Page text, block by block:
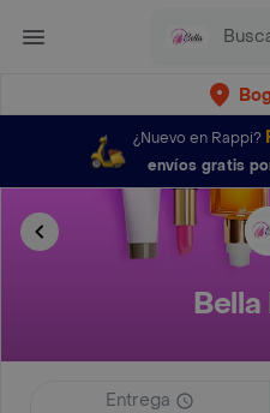
¿Nuevo en Rappi?
envíos gratis
Entrega